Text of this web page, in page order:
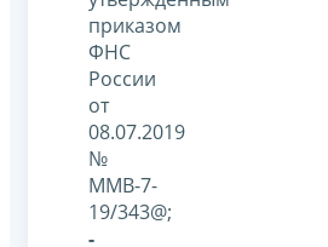
приказом
ФНС
России
от
08.07.2019
№
ММВ-7-
19/343@;
-